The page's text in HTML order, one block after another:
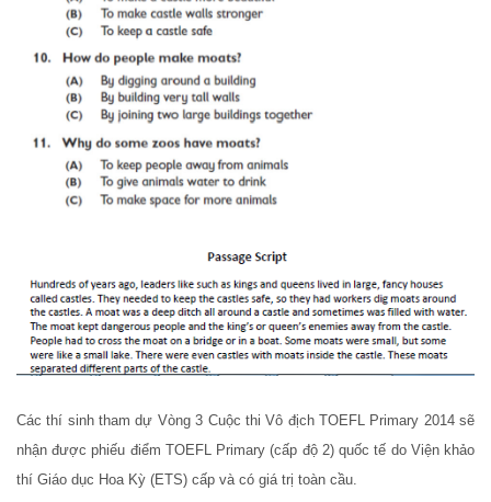
Các thí sinh tham dự Vòng 3 Cuộc thi Vô địch TOEFL Primary 2014 sẽ
nhận được phiếu điểm TOEFL Primary (cấp độ 2) quốc tế do Viện khảo
thí Giáo dục Hoa Kỳ (ETS) cấp và có giá trị toàn cầu.